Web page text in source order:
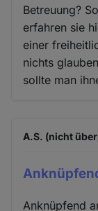
Betreuung?
erfahren sie
einer
nichts
sollte man
A.S. (nicht
Anknüpfend